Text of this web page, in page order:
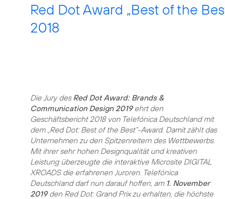
Red Dot Award „Best of the
2018
Die Jury des Red Dot Award: Brands &
Communication Design 2019ehrt den
Geschäftsbericht 2018 von Telefónica Deutschland mit
dem „Red Dot: Best of the Best“-Award. Damit zählt das
Unternehmen zu den Spitzenreitern des Wettbewerbs.
Mit ihrer sehr hohen Designqualität und kreativen
Leistung überzeugte die interaktive Microsite DIGITAL
XROADS die erfahrenen Juroren. Telefónica
Deutschland darf nun darauf hoffen, am 1. November
2019den Red Dot: Grand Prix zu erhalten, die höchste